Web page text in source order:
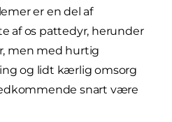
er en del af
af os pattedyr, herunder
men med hurtig
og lidt kærlig omsorg
snart være